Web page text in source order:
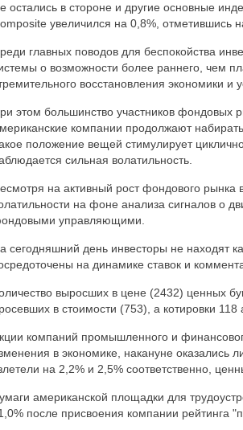
остались в стороне и другие основные
увеличился на 0,8%, отметившись
главных поводов для беспокойства
о возможности более раннего, чем
восстановления экономики и
этом большинство участников фондовых
компании продолжают
положение вещей стимулирует
сильная волатильность.
на активный рост фондового рынка
на фоне анализа сигналов о
управляющими.
сегодняшний день инвесторы не находят
на динамике ставок и
выросших в цене (2432) ценных
в стоимости (753), а котировки
компаний промышленного и
в экономике, накануне оказались
на 2,2% и 2,5% соответственно,
американской площадки для
после присвоения компании рейтинга